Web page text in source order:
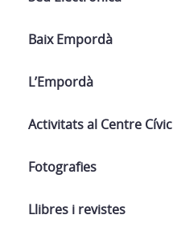
Baix Empordà
L’Empordà
Activitats al Centre Cívic
Fotografies
Llibres i revistes